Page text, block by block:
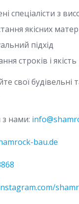
спеціалісти з
якісних
підхід
строків і
свої
з нами:
bau.de